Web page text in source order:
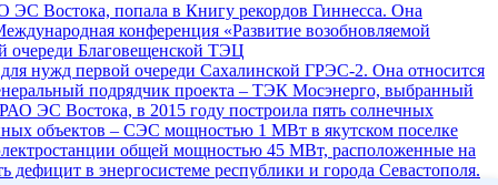
ЭС Востока, попала в Книгу рекордов Гиннесса. Она
конференция «Развитие возобновляемой
очереди Благовещенской ТЭЦ
нужд первой очереди Сахалинской ГРЭС-2. Она относится
подрядчик проекта – ТЭК Мосэнерго, выбранный
ЭС Востока, в 2015 году построила пять солнечных
объектов – СЭС мощностью 1 МВт в якутском поселке
общей мощностью 45 МВт, расположенные на
в энергосистеме республики и города Севастополя.